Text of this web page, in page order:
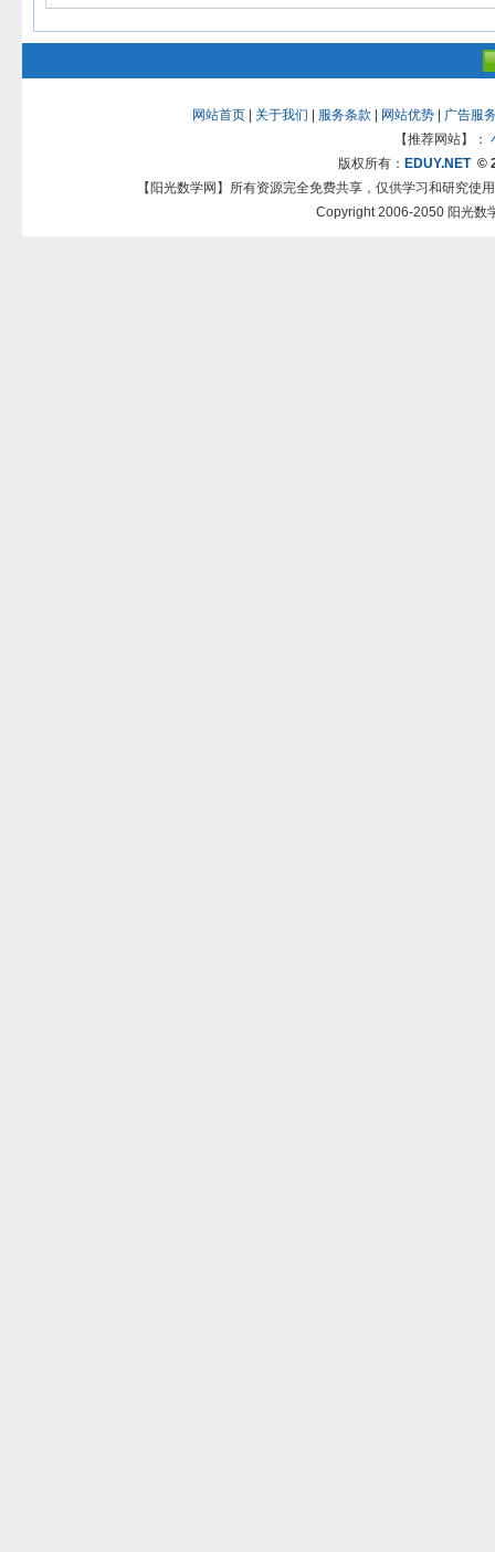
网站首页 关于我们 服务条款 网站优势
广告服
【推荐网站】：
版权所有： EDUY.NET©
【阳光数学网】所有资源完全免费共享，仅供学习和研究
Copyright 2006-2050 阳光数